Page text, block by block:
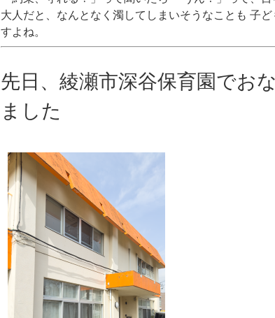
大人だと、なんとなく濁してしまいそうなことも 子
すよね。
先日、綾瀬市深谷保育園でお
ました